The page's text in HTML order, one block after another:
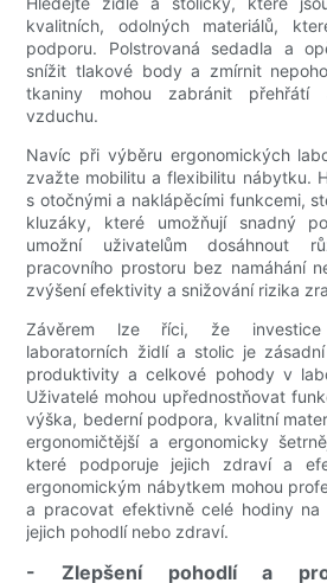
kvalitních, odolných materiálů,
podporu. Polstrovaná sedadla a
snížit tlakové body a zmírnit
tkaniny mohou zabránit přehřátí
vzduchu.
Navíc při výběru ergonomických
zvažte mobilitu a flexibilitu nábytku.
s otočnými a naklápěcími funkcemi,
kluzáky, které umožňují snadný
umožní uživatelům dosáhnout
pracovního prostoru bez namáhání
zvýšení efektivity a snižování rizika
Závěrem lze říci, že investice
laboratorních židlí a stolic je
produktivity a celkové pohody v
Uživatelé mohou upřednostňovat
výška, bederní podpora, kvalitní
ergonomičtější a ergonomicky
které podporuje jejich zdraví a
ergonomickým nábytkem mohou
a pracovat efektivně celé hodiny
jejich pohodlí nebo zdraví.
- Zlepšení pohodlí a